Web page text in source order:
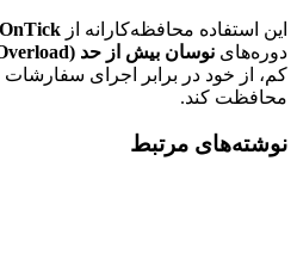
این استفاده محافظه‌کارانه از OnTick
دوره‌های نوسان بیش از حد (Volatility Overload)
کم، از خود در برابر اجرای سفارشات
محافظت کند.
نوشته‌های مرتبط